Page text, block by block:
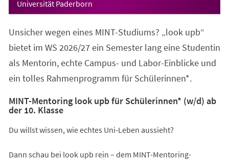
Universität Paderborn
Unsicher wegen eines MINT-Studiums? „look upb“
bietet im WS 2026/27 ein Semester lang eine Studentin
als Mentorin, echte Campus- und Labor-Einblicke und
ein tolles Rahmenprogramm für Schülerinnen*.
MINT-Mentoring look upb für Schülerinnen* (w/d) ab
der 10. Klasse
Du willst wissen, wie echtes Uni-Leben aussieht?
Dann schau bei look upb rein – dem MINT-Mentoring-